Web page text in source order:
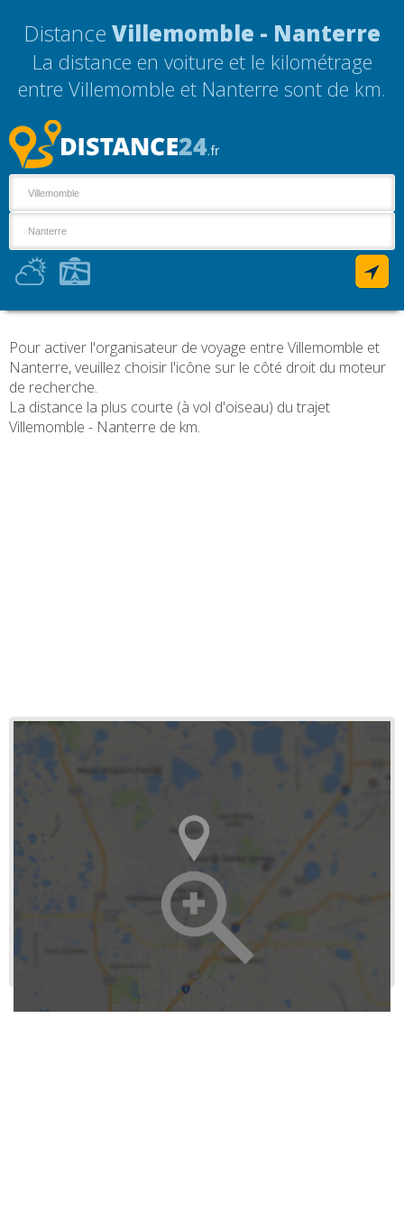
Distance Villemomble - Nanterre
La distance en voiture et le kilométrage
entre Villemomble et Nanterre sont de km.
Pour activer l'organisateur de voyage entre Villemomble et
Nanterre, veuillez choisir l'icône sur le côté droit du moteur
de recherche.
La distance la plus courte (à vol d'oiseau) du trajet
Villemomble - Nanterre de km.